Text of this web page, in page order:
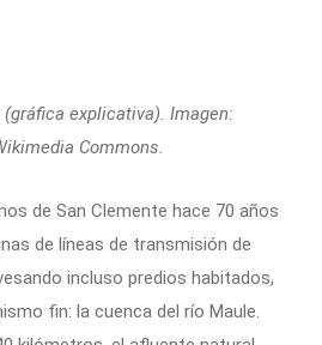
explicativa). Imagen:
Commons.
de San Clemente hace 70 años
de líneas de transmisión de
incluso predios habitados,
fin: la cuenca del río Maule.